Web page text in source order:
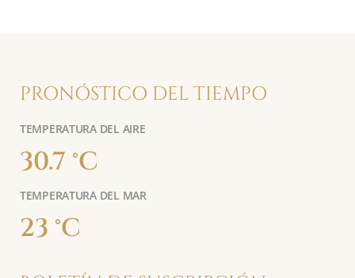
PRONÓSTICO DEL TIEMPO
TEMPERATURA DEL AIRE
30.7 °C
TEMPERATURA DEL MAR
23 °C